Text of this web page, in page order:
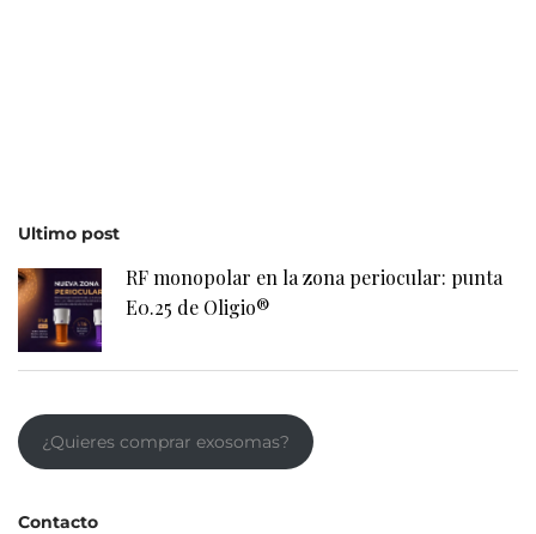
Ultimo post
RF monopolar en la zona periocular: punta
E0.25 de Oligio®
¿Quieres comprar exosomas?
Contacto